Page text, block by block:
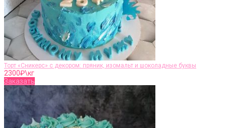
Торт «Сникерс» с декором: пряник, изомальт и шоколадные буквы
2300₽\кг
Заказать